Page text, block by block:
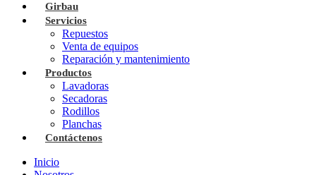
Girbau
Servicios
Repuestos
Venta de equipos
Reparación y mantenimiento
Productos
Lavadoras
Secadoras
Rodillos
Planchas
Contáctenos
Inicio